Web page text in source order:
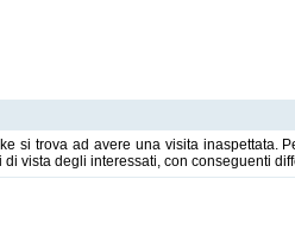
si trova ad avere una visita inaspettata.
vista degli interessati, con conseguenti